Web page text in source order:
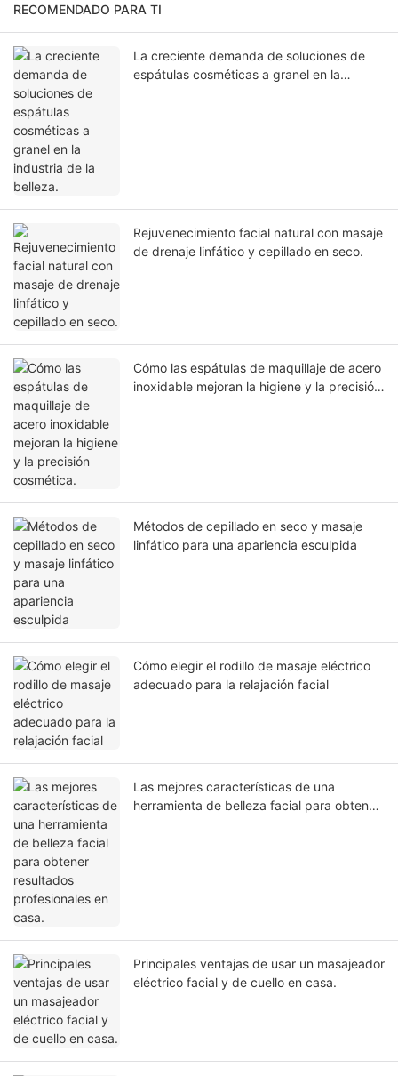
RECOMENDADO PARA TI
La creciente demanda de soluciones de
espátulas cosméticas a granel en la
Rejuvenecimiento facial natural con masaje
de drenaje linfático y cepillado en seco.
Cómo las espátulas de maquillaje de acero
inoxidable mejoran la higiene y la precisión
Métodos de cepillado en seco y masaje
linfático para una apariencia esculpida
Cómo elegir el rodillo de masaje eléctrico
adecuado para la relajación facial
Las mejores características de una
herramienta de belleza facial para obtener
Principales ventajas de usar un masajeador
eléctrico facial y de cuello en casa.